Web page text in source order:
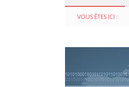
VOUS ÊTES ICI :